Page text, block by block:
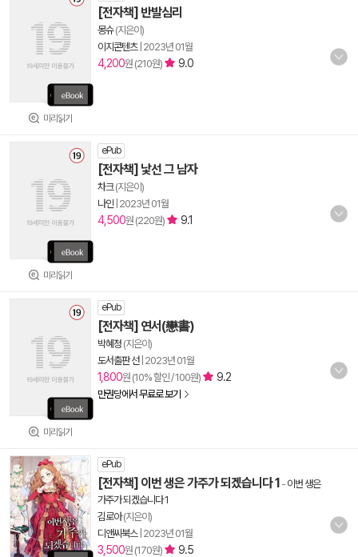
미리읽기
[전자책] 반발심리
몽슈(지은이)
이지콘텐츠| 2023년 01월
4,200원 (210원) 9.0
미리읽기
ePub
[전자책] 낯선 그 남자
차크(지은이)
나인 2023년 01월
4,500원 (220원) 9.1
미리읽기
ePub
[전자책] 연서(戀書)
박혜정 (지은이)
도서출판 선| 2023년 01월
1,800원 (10% 할인 / 100원) 9.2
만권당에서 무료로 보기
ePub
[전자책] 이번 생은 가주가 되겠습니다 1 - 이번 생은
가주가 되겠습니다 1
김로아(지은이)
디앤씨북스| 2023년 01월
3,500원 (170원) 9.5